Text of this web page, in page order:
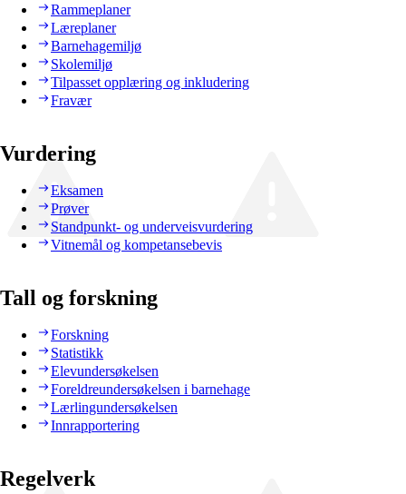
Rammeplaner
Læreplaner
Barnehagemiljø
Skolemiljø
Tilpasset opplæring og inkludering
Fravær
Vurdering
Eksamen
Prøver
Standpunkt- og underveisvurdering
Vitnemål og kompetansebevis
Tall og forskning
Forskning
Statistikk
Elevundersøkelsen
Foreldreundersøkelsen i barnehage
Lærlingundersøkelsen
Innrapportering
Regelverk